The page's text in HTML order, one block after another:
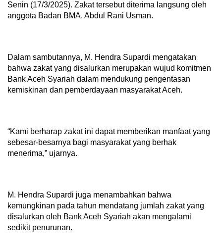
Senin (17/3/2025). Zakat tersebut diterima langsung oleh
anggota Badan BMA, Abdul Rani Usman.
Dalam sambutannya, M. Hendra Supardi mengatakan
bahwa zakat yang disalurkan merupakan wujud komitmen
Bank Aceh Syariah dalam mendukung pengentasan
kemiskinan dan pemberdayaan masyarakat Aceh.
“Kami berharap zakat ini dapat memberikan manfaat yang
sebesar-besarnya bagi masyarakat yang berhak
menerima,” ujarnya.
M. Hendra Supardi juga menambahkan bahwa
kemungkinan pada tahun mendatang jumlah zakat yang
disalurkan oleh Bank Aceh Syariah akan mengalami
sedikit penurunan.